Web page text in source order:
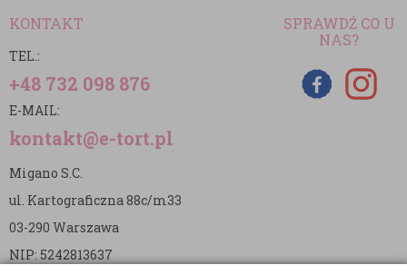
KONTAKT
TEL.:
+48 732 098 876
E-MAIL:
kontakt@e-tort.pl
Migano S.C.
ul. Kartograficzna 88c/m33
03-290 Warszawa
NIP: 5242813637
SPRAWDŹ CO U
NAS?